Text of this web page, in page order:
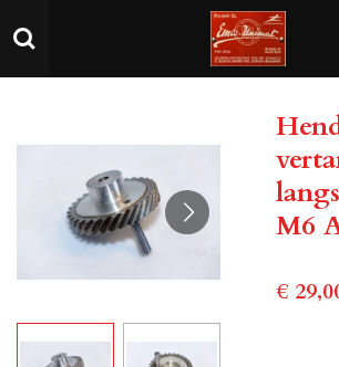
direct
M6
€